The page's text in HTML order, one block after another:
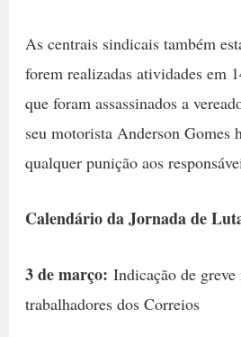
As centrais sindicais também
forem realizadas atividades em
que foram assassinados a
seu motorista Anderson Gomes
qualquer punição aos
Calendário da Jornada de
3 de março: Indicação de
trabalhadores dos Correios